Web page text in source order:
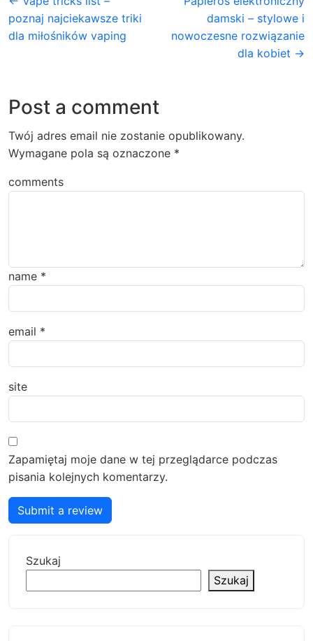
poznaj najciekawsze triki
dla miłośników vaping
damski – stylowe i
nowoczesne rozwiązanie
dla kobiet →
Post a comment
Twój adres email nie zostanie opublikowany.
Wymagane pola są oznaczone *
comments
name *
email *
site
Zapamiętaj moje dane w tej przeglądarce podczas
pisania kolejnych komentarzy.
Submit a review
Szukaj
Szukaj